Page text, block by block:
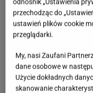
przechodząc do
ustawień plików cookie
przeglądarki.
My, nasi Zaufani
dane osobowe w
Użycie dokładnych
skanowanie